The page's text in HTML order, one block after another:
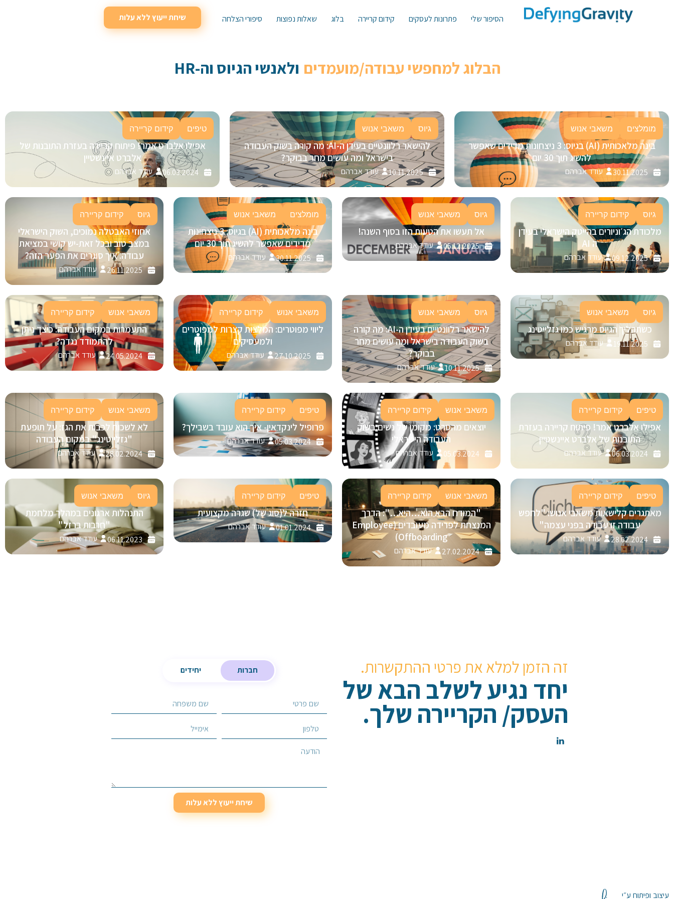
הסיפור שלי פתרונות לעסקים קידום קריירה בלוג שאלות נפוצות סיפורי הצלחה שיחת ייעוץ ללא עלות
הבלוג למחפשי עבודה/מועמדים ולאנשי הגיוס וה-HR
מומלצים משאבי אנוש
בינה מלאכותית (AI) בגיוס: 3 ניצחונות מדידים שאפשר
להשיג תוך 30 יום
30.11.2025 עודד אברהם
גיוס משאבי אנוש
להישאר רלוונטיים בעידן ה-AI: מה קורה בשוק העבודה
בישראל ומה עושים מחר בבוקר?
10.11.2025 עודד אברהם
טיפים קידום קריירה
אפילו אלברט אמר! פיתוח קריירה בעזרת התובנות של
אלברט איינשטיין
06.03.2024 עודד אברהם
גיוס קידום קריירה
מלכודת הג׳וניורים בהייטק הישראלי בעידן
ה AI
09.12.2025 עודד אברהם
גיוס משאבי אנוש
אל תעשו את הטעות הזו בסוף השנה!
05.12.2025 עודד אברהם
מומלצים משאבי אנוש
בינה מלאכותית (AI) בגיוס: 3 ניצחונות
מדידים שאפשר להשיג תוך 30 יום
30.11.2025 עודד אברהם
גיוס קידום קריירה
אחוזי האבטלה נמוכים, השוק הישראלי
במצב טוב ובכל זאת-יש קושי במציאת
עבודה. איך סוגרים את הפער הזה?
26.11.2025 עודד אברהם
גיוס משאבי אנוש
כשתהליך הגיוס מרגיש כמו גזלייטינג
19.11.2025 עודד אברהם
גיוס משאבי אנוש
להישאר רלוונטיים בעידן ה-AI: מה קורה
בשוק העבודה בישראל ומה עושים מחר
בבוקר?
10.11.2025 עודד אברהם
משאבי אנוש קידום קריירה
ליווי מפוטרים: המלצות קצרות למפוטרים
ולמעסיקים
27.10.2025 עודד אברהם
משאבי אנוש קידום קריירה
התעמרות במקום העבודה: כיצד ניתן
להתמודד נגדה?
24.05.2024 עודד אברהם
טיפים קידום קריירה
אפילו אלברט אמר! פיתוח קריירה בעזרת
התובנות של אלברט איינשטיין
06.03.2024 עודד אברהם
משאבי אנוש קידום קריירה
יוצאים מהסרט: מקומן של נשים בשוק
העבודה הישראלי
05.03.2024 עודד אברהם
טיפים קידום קריירה
פרופיל לינקדאין- איך הוא עובד בשבילך?
05.03.2024 עודד אברהם
משאבי אנוש קידום קריירה
לא לשכוח לכבות את הגז: על תופעת
"גזלייטינג" במקום העבודה
28.02.2024 עודד אברהם
טיפים קידום קריירה
מאתגרים קלישאות משאבי אנוש: "לחפש
עבודה זו עבודה בפני עצמה"
28.02.2024 עודד אברהם
משאבי אנוש קידום קריירה
"המודח הבא הוא…היא…": הדרך
המנצחת לפרידה מעובדים (Employee
Offboarding)
27.02.2024 עודד אברהם
טיפים קידום קריירה
חזרה ל(סוג של) שגרה מקצועית
01.01.2024 עודד אברהם
גיוס משאבי אנוש
התנהלות ארגונים במהלך מלחמת
"חרבות ברזל"
06.11.2023 עודד אברהם
זה הזמן למלא את פרטי ההתקשרות.
יחד נגיע לשלב הבא של
העסק/ הקריירה שלך.
חברות יחידים
שיחת ייעוץ ללא עלות
בחר/י שירות מבוקש
עיצוב ופיתוח ע״י